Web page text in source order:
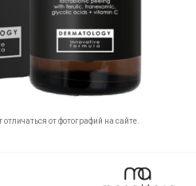
от фотографий на сайте.